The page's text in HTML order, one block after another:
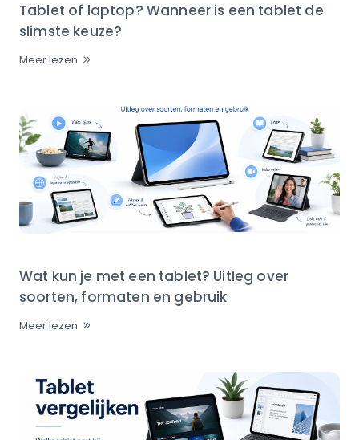
Tablet of laptop? Wanneer is een tablet de
slimste keuze?
Meer lezen
Wat kun je met een tablet? Uitleg over
soorten, formaten en gebruik
Meer lezen